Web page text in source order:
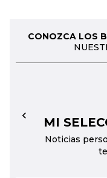
CONOZCA LOS
MI
Noticias
←